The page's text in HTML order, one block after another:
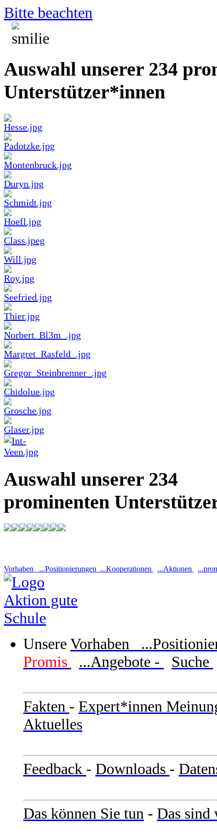
Bitte beachten
Auswahl unserer 234
Unterstützer*innen
Auswahl unserer 234
prominenten
Vorhaben ...Positionierungen ...Kooperationen ...Aktionen
Unsere Vorhaben
Promis
...Angebote - Suche
Fakten - Expert*innen
Aktuelles
Feedback - Downloads -
Das können Sie tun - Das sind